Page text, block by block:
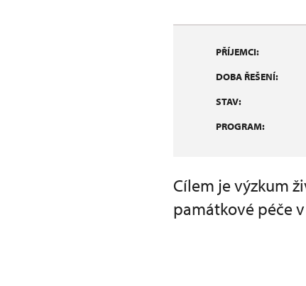
PŘÍJEMCI:
DOBA ŘEŠENÍ:
STAV:
PROGRAM:
Cílem je výzkum
památkové péče